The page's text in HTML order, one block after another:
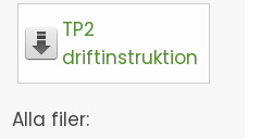
TP2
driftinstruktion
Alla filer: